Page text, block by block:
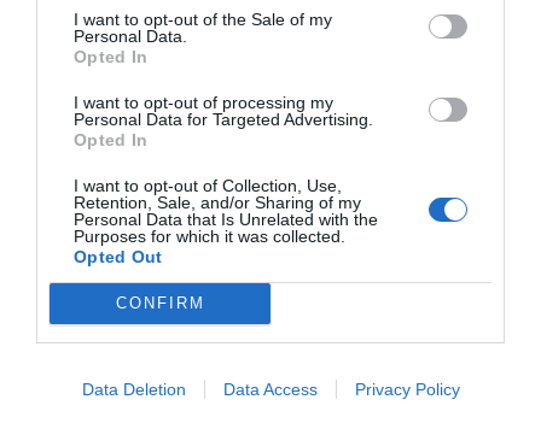
I want to opt-out of the Sale of my
Personal Data.
Opted In
I want to opt-out of processing my
Personal Data for Targeted Advertising.
Opted In
I want to opt-out of Collection, Use,
Retention, Sale, and/or Sharing of my
Personal Data that Is Unrelated with the
Purposes for which it was collected.
Opted Out
CONFIRM
Data Deletion Data Access Privacy Policy
ACTIVAR AHORA
editorial Liderazgo vocación
Farmacia comunitaria
Atención farmacéutica